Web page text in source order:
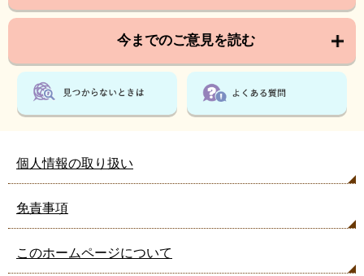
今までのご意見を読む
個人情報の取り扱い
免責事項
このホームページについて